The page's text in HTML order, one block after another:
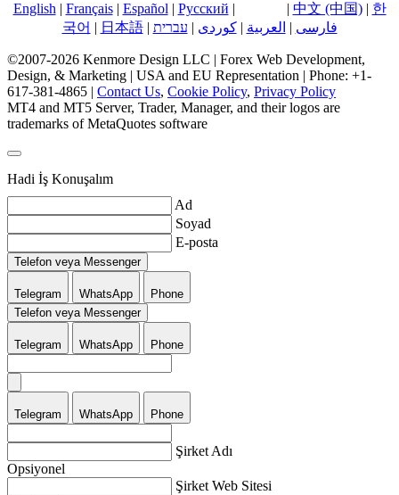
English | Français| Español | Русский | | 中文 (中国)| 한
국어 | 日本語| עברית | کوردی| العربية | فارسی
©2007-2026 Kenmore Design LLC | Forex Web Development,
Design, & Marketing | USA and EU Representation | Phone: +1-
617-381-4865 | Contact Us, Cookie Policy, Privacy Policy
MT4 and MT5 Server, Trader, Manager, and their logos are
trademarks of MetaQuotes software
Hadi İş Konuşalım
Ad
Soyad
E-posta
Telefon veya Messenger
Telegram WhatsApp
Phone
Telefon veya Messenger
Telegram WhatsApp Phone
Telegram WhatsApp Phone
Şirket Adı
Opsiyonel
Şirket Web Sitesi